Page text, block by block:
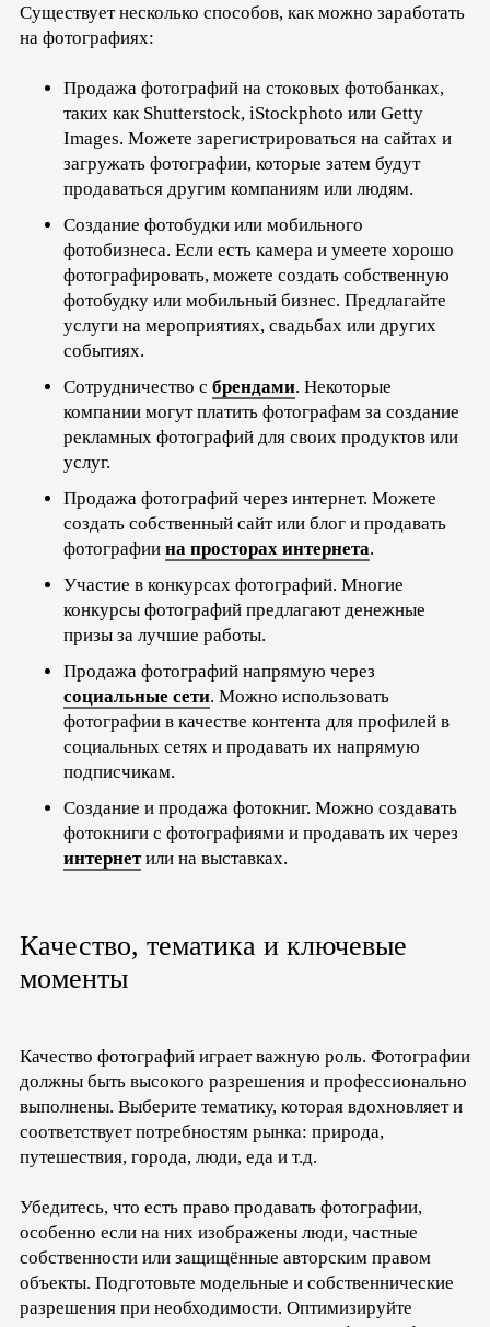
Существует несколько способов, как можно заработать
на фотографиях:
Продажа фотографий на стоковых фотобанках,
таких как Shutterstock, iStockphoto или Getty
Images. Можете зарегистрироваться на сайтах и
загружать фотографии, которые затем будут
продаваться другим компаниям или людям.
Создание фотобудки или мобильного
фотобизнеса. Если есть камера и умеете хорошо
фотографировать, можете создать собственную
фотобудку или мобильный бизнес. Предлагайте
услуги на мероприятиях, свадьбах или других
событиях.
Сотрудничество с брендами. Некоторые
компании могут платить фотографам за создание
рекламных фотографий для своих продуктов или
услуг.
Продажа фотографий через интернет. Можете
создать собственный сайт или блог и продавать
фотографии на просторах интернета.
Участие в конкурсах фотографий. Многие
конкурсы фотографий предлагают денежные
призы за лучшие работы.
Продажа фотографий напрямую через
социальные сети. Можно использовать
фотографии в качестве контента для профилей в
социальных сетях и продавать их напрямую
подписчикам.
Создание и продажа фотокниг. Можно создавать
фотокниги с фотографиями и продавать их через
интернетили на выставках.
Качество, тематика и ключевые
моменты
Качество фотографий играет важную роль. Фотографии
должны быть высокого разрешения и профессионально
выполнены. Выберите тематику, которая вдохновляет и
соответствует потребностям рынка: природа,
путешествия, города, люди, еда и т.д.
Убедитесь, что есть право продавать фотографии,
особенно если на них изображены люди, частные
собственности или защищённые авторским правом
объекты. Подготовьте модельные и собственнические
разрешения при необходимости. Оптимизируйте